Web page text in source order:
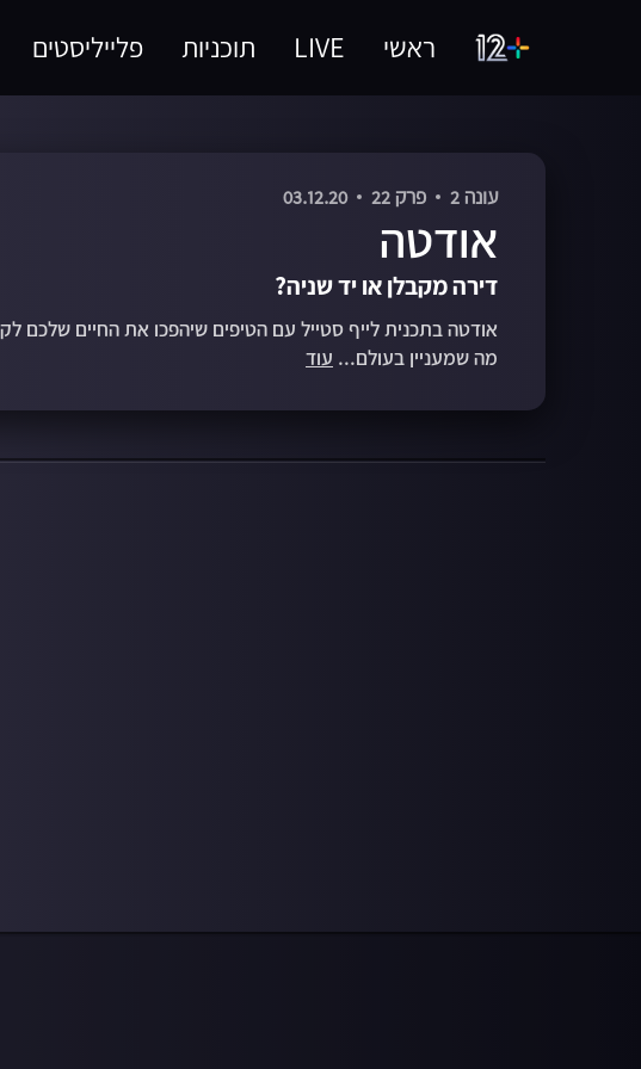
ראשי LIVE תוכניות פלייליסטים
עונה 2 פרק 22 03.12.20
אודטה
דירה מקבלן או יד שניה?
אודטה בתכנית לייף סטייל עם הטיפים שיהפכו את החיים שלכם
מה שמעניין בעולם... עוד